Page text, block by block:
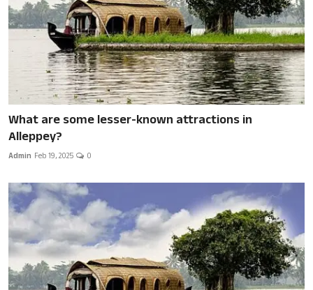
What are some lesser-known attractions in
Alleppey?
Admin Feb 19, 2025 0